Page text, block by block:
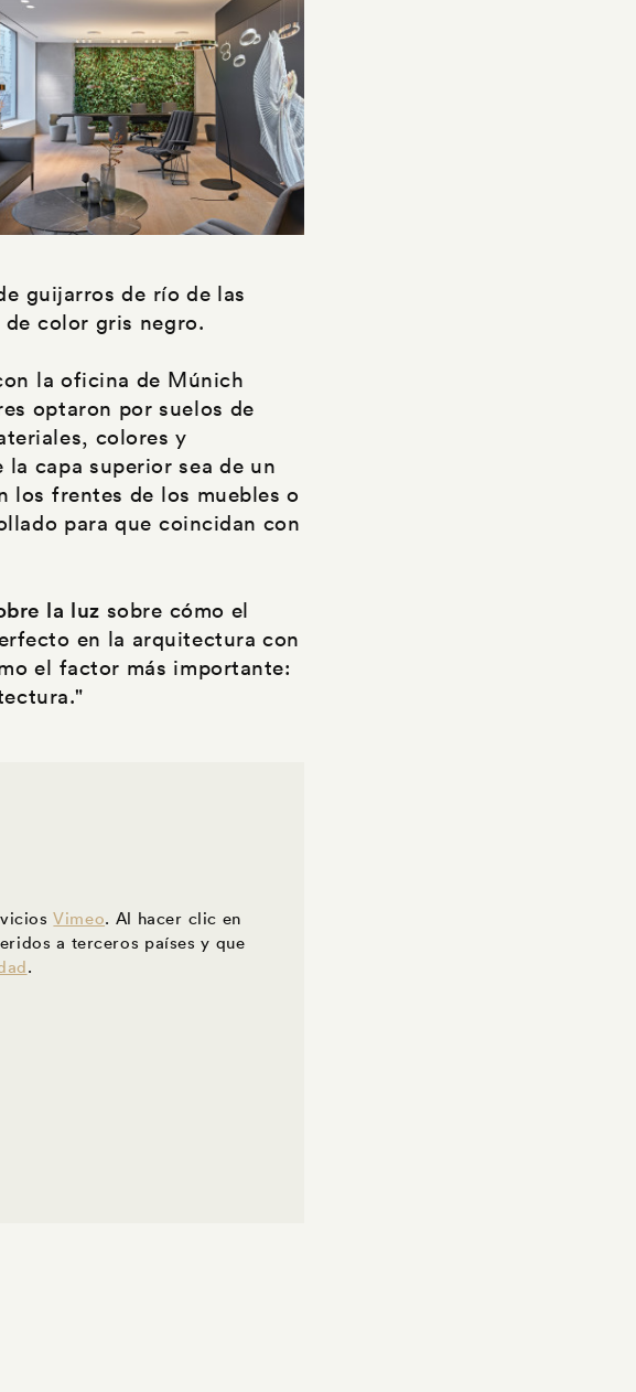
guijarros de río de las
color gris negro.
la oficina de Múnich
optaron por suelos de
colores y
capa superior sea de un
los frentes de los muebles o
para que coincidan con
la luz sobre cómo el
en la arquitectura con
el factor más importante:
Vimeo. Al hacer clic en
a terceros países y que
.